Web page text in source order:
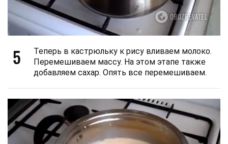
5
Теперь в кастрюльку к рису вливаем молоко.
Перемешиваем массу. На этом этапе также
добавляем сахар. Опять все перемешиваем.